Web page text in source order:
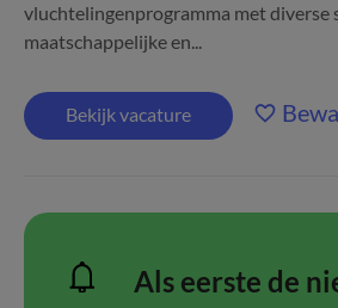
vluchtelingenprogramma met diverse
maatschappelijke en...
Bekijk vacature
Als eerste de